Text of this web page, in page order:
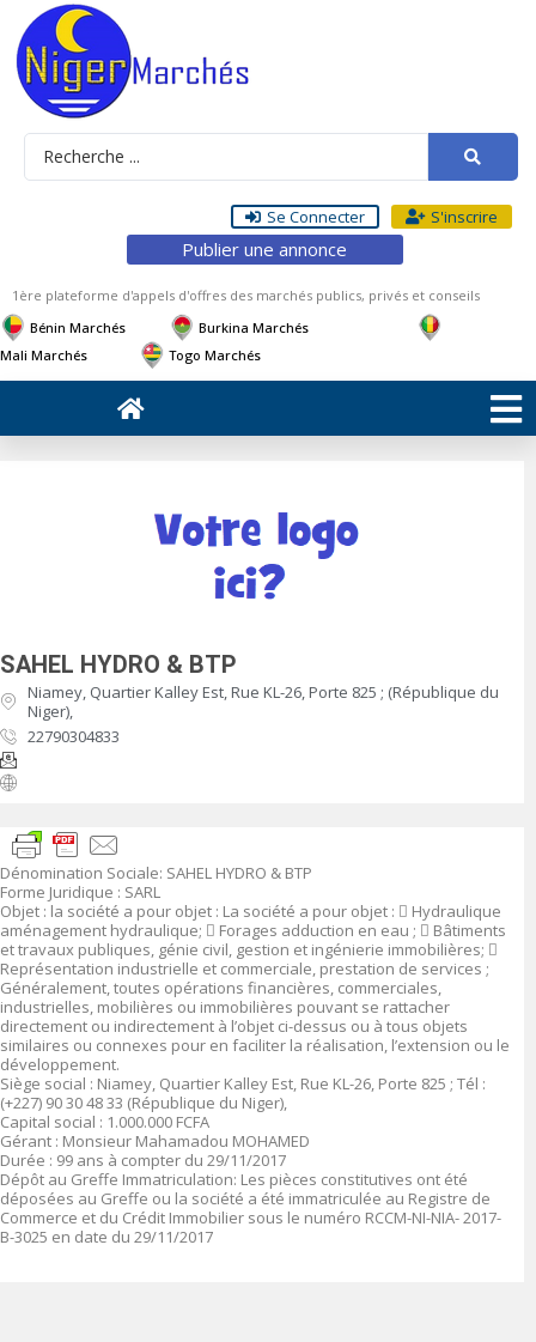
Se Connecter S'inscrire
Publier une annonce
1ère plateforme d'appels d'offres des marchés publics, privés et conseils
Bénin Marchés
Burkina Marchés
Mali Marchés
Togo Marchés
SAHEL HYDRO & BTP
Niamey, Quartier Kalley Est, Rue KL-26, Porte 825 ; (République du
Niger),
22790304833
Dénomination Sociale: SAHEL HYDRO & BTP
Forme Juridique : SARL
Objet : la société a pour objet : La société a pour objet :  Hydraulique
aménagement hydraulique;  Forages adduction en eau ;  Bâtiments
et travaux publiques, génie civil, gestion et ingénierie immobilières; 
Représentation industrielle et commerciale, prestation de services ;
Généralement, toutes opérations financières, commerciales,
industrielles, mobilières ou immobilières pouvant se rattacher
directement ou indirectement à l’objet ci-dessus ou à tous objets
similaires ou connexes pour en faciliter la réalisation, l’extension ou le
développement.
Siège social : Niamey, Quartier Kalley Est, Rue KL-26, Porte 825 ; Tél :
(+227) 90 30 48 33 (République du Niger),
Capital social : 1.000.000 FCFA
Gérant : Monsieur Mahamadou MOHAMED
Durée : 99 ans à compter du 29/11/2017
Dépôt au Greffe Immatriculation: Les pièces constitutives ont été
déposées au Greffe ou la société a été immatriculée au Registre de
Commerce et du Crédit Immobilier sous le numéro RCCM-NI-NIA- 2017-
B-3025 en date du 29/11/2017